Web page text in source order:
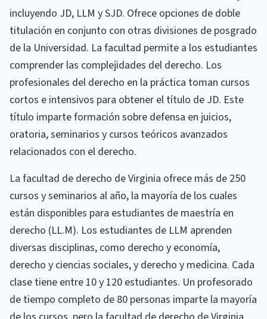
incluyendo JD, LLM y SJD. Ofrece opciones de doble
titulación en conjunto con otras divisiones de posgrado
de la Universidad. La facultad permite a los estudiantes
comprender las complejidades del derecho. Los
profesionales del derecho en la práctica toman cursos
cortos e intensivos para obtener el título de JD. Este
título imparte formación sobre defensa en juicios,
oratoria, seminarios y cursos teóricos avanzados
relacionados con el derecho.
La facultad de derecho de Virginia ofrece más de 250
cursos y seminarios al año, la mayoría de los cuales
están disponibles para estudiantes de maestría en
derecho (LL.M). Los estudiantes de LLM aprenden
diversas disciplinas, como derecho y economía,
derecho y ciencias sociales, y derecho y medicina. Cada
clase tiene entre 10 y 120 estudiantes. Un profesorado
de tiempo completo de 80 personas imparte la mayoría